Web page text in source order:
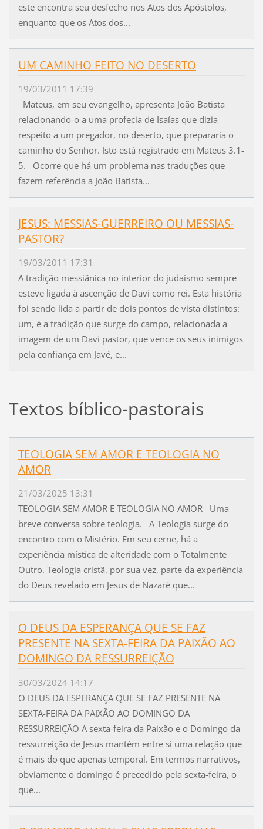
este encontra seu desfecho nos Atos dos Apóstolos,
enquanto que os Atos dos...
UM CAMINHO FEITO NO DESERTO
19/03/2011 17:39
Mateus, em seu evangelho, apresenta João Batista
relacionando-o a uma profecia de Isaías que dizia
respeito a um pregador, no deserto, que prepararia o
caminho do Senhor. Isto está registrado em Mateus 3.1-
5. Ocorre que há um problema nas traduções que
fazem referência a João Batista...
JESUS: MESSIAS-GUERREIRO OU MESSIAS-
PASTOR?
19/03/2011 17:31
A tradição messiânica no interior do judaísmo sempre
esteve ligada à ascenção de Davi como rei. Esta história
foi sendo lida a partir de dois pontos de vista distintos:
um, é a tradição que surge do campo, relacionada a
imagem de um Davi pastor, que vence os seus inimigos
pela confiança em Javé, e...
Textos bíblico-pastorais
TEOLOGIA SEM AMOR E TEOLOGIA NO
AMOR
21/03/2025 13:31
TEOLOGIA SEM AMOR E TEOLOGIA NO AMOR Uma
breve conversa sobre teologia. A Teologia surge do
encontro com o Mistério. Em seu cerne, há a
experiência mística de alteridade com o Totalmente
Outro. Teologia cristã, por sua vez, parte da experiência
do Deus revelado em Jesus de Nazaré que...
O DEUS DA ESPERANÇA QUE SE FAZ
PRESENTE NA SEXTA-FEIRA DA PAIXÃO AO
DOMINGO DA RESSURREIÇÃO
30/03/2024 14:17
O DEUS DA ESPERANÇA QUE SE FAZ PRESENTE NA
SEXTA-FEIRA DA PAIXÃO AO DOMINGO DA
RESSURREIÇÃO A sexta-feira da Paixão e o Domingo da
ressurreição de Jesus mantém entre si uma relação que
é mais do que apenas temporal. Em termos narrativos,
obviamente o domingo é precedido pela sexta-feira, o
que...